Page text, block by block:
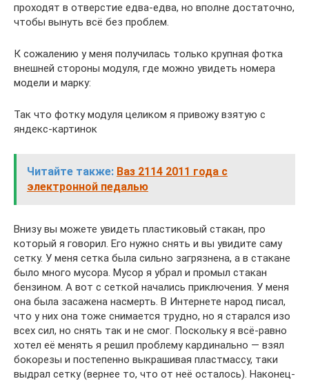
проходят в отверстие едва-едва, но вполне достаточно,
чтобы вынуть всё без проблем.
К сожалению у меня получилась только крупная фотка
внешней стороны модуля, где можно увидеть номера
модели и марку:
Так что фотку модуля целиком я привожу взятую с
яндекс-картинок
Читайте также: Ваз 2114 2011 года с
электронной педалью
Внизу вы можете увидеть пластиковый стакан, про
который я говорил. Его нужно снять и вы увидите саму
сетку. У меня сетка была сильно загрязнена, а в стакане
было много мусора. Мусор я убрал и промыл стакан
бензином. А вот с сеткой начались приключения. У меня
она была засажена насмерть. В Интернете народ писал,
что у них она тоже снимается трудно, но я старался изо
всех сил, но снять так и не смог. Поскольку я всё-равно
хотел её менять я решил проблему кардинально — взял
бокорезы и постепенно выкрашивая пластмассу, таки
выдрал сетку (вернее то, что от неё осталось). Наконец-